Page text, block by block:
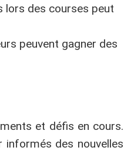
lors des courses peut
peuvent gagner des
et défis en cours.
des nouvelles